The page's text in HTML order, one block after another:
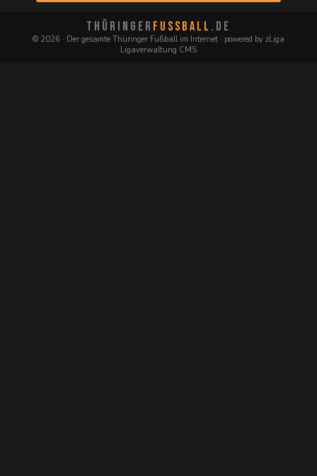
THÜRINGER FUSSBALL .DE
© 2026 · Der gesamte Thüringer Fußball im Internet · powered by zLiga
Ligaverwaltung CMS